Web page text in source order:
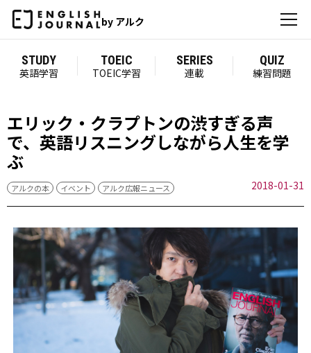
by アルク
STUDY
英語学習
TOEIC
TOEIC学習
SERIES
連載
QUIZ
練習問題
エリック・クラプトンの渋すぎる声
で、英語リスニングしながら人生を学
ぶ
アルクの本 イベント アルク広報ニュース 2018-01-31